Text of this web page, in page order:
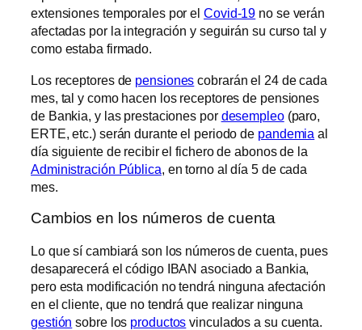
extensiones temporales por el Covid-19 no se verán
afectadas por la integración y seguirán su curso tal y
como estaba firmado.
Los receptores de pensiones cobrarán el 24 de cada
mes, tal y como hacen los receptores de pensiones
de Bankia, y las prestaciones por desempleo(paro,
ERTE, etc.) serán durante el periodo de pandemia al
día siguiente de recibir el fichero de abonos de la
Administración Pública , en torno al día 5 de cada
mes.
Cambios en los números de cuenta
Lo que sí cambiará son los números de cuenta, pues
desaparecerá el código IBAN asociado a Bankia,
pero esta modificación no tendrá ninguna afectación
en el cliente, que no tendrá que realizar ninguna
gestión sobre los productos vinculados a su cuenta.